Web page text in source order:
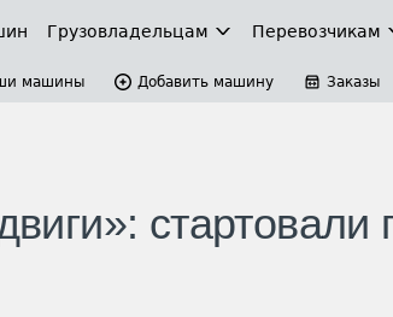
Грузовладельцам Перевозчикам
машины Добавить машину Заказы
стартовали